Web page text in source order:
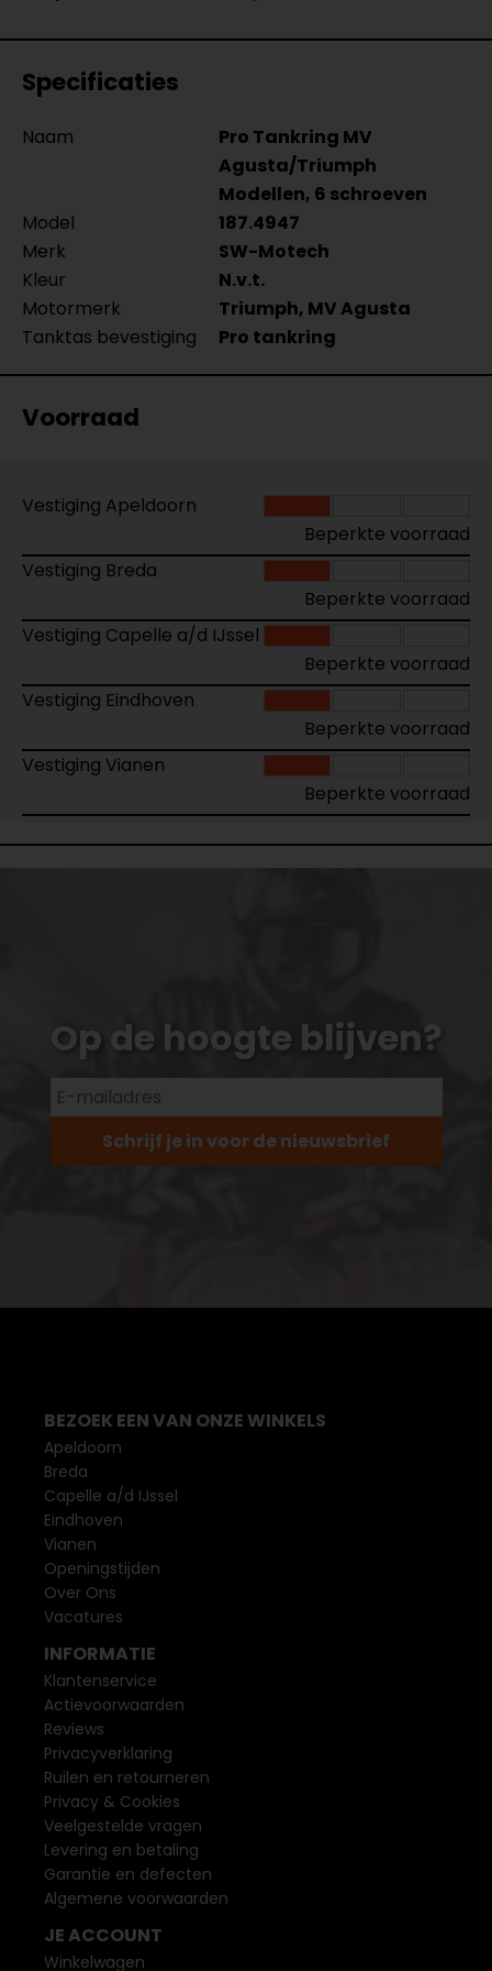
Specificaties
Naam
Pro Tankring MV
Agusta/Triumph
Modellen, 6 schroeven
Model
187.4947
Merk
SW-Motech
Kleur
N.v.t.
Motormerk
Triumph, MV Agusta
Tanktas bevestiging
Pro tankring
Voorraad
Vestiging Apeldoorn
Beperkte voorraad
Vestiging Breda
Beperkte voorraad
Vestiging Capelle a/d IJssel
Beperkte voorraad
Vestiging Eindhoven
Beperkte voorraad
Vestiging Vianen
Beperkte voorraad
Op de hoogte blijven?
Schrijf je in voor de nieuwsbrief
BEZOEK EEN VAN ONZE WINKELS
Apeldoorn
Breda
Capelle a/d IJssel
Eindhoven
Vianen
Openingstijden
Over Ons
Vacatures
INFORMATIE
Klantenservice
Actievoorwaarden
Reviews
Privacyverklaring
Ruilen en retourneren
Privacy & Cookies
Veelgestelde vragen
Levering en betaling
Garantie en defecten
Algemene voorwaarden
JE ACCOUNT
Winkelwagen